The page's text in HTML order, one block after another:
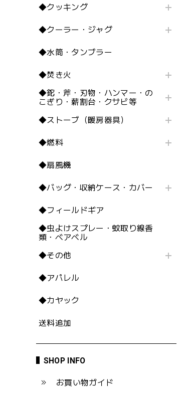
◆クッキング
◆クーラー・ジャグ
◆水筒・タンブラー
◆焚き火
◆鉈・斧・刃物・ハンマー・の
こぎり・薪割台・クサビ等
◆ストーブ（暖房器具）
◆燃料
◆扇風機
◆バッグ・収納ケース・カバー
◆フィールドギア
◆虫よけスプレー・蚊取り線香
類・ベアベル
◆その他
◆アパレル
◆カヤック
送料追加
SHOP INFO
お買い物ガイド